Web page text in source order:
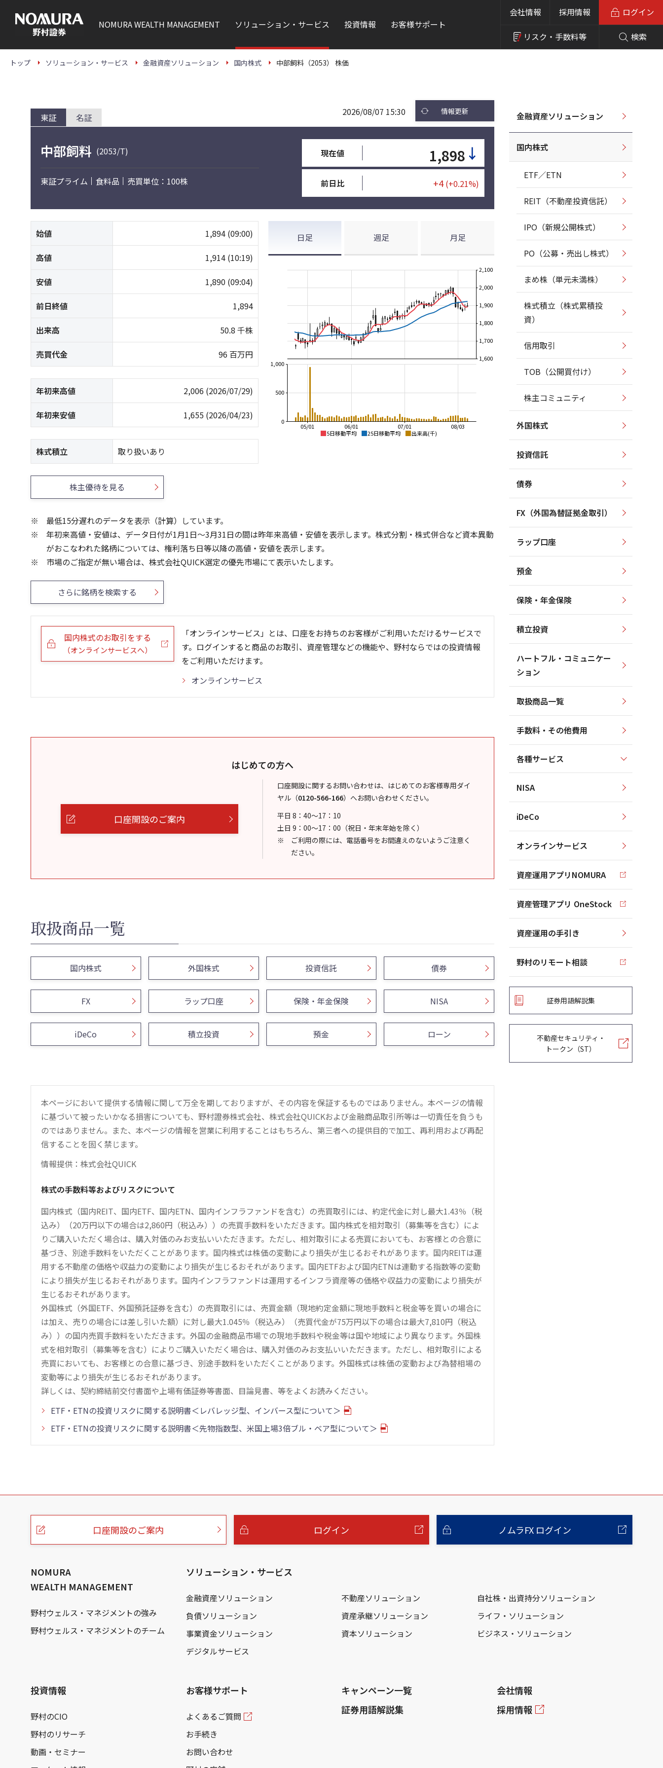
本
NOMURAWEALTH MANAGEMENT ソリューション・サービス 投資情報 お客様サポート
会社情報 採用情報
リスク・ 手数料等 検索
ログイン
トップ ソリューション・サービス 金融資産ソリューション 国内株式 中部飼料（2053） 株価
東証 名証 2026/08/07 15:30 情報更新
中部飼料 (2053/T)
東証プライム 食料品 売買単位：100株
現在値 1,898 ↓
前日比 +4(+0.21%)
始値 1,894 (09:00)
高値 1,914 (10:19)
安値 1,890 (09:04)
前日終値 1,894
出来高 50.8 千株
売買代金 96 百万円
年初来高値 2,006 (2026/07/29)
年初来安値 1,655 (2026/04/23)
株式積立 取り扱いあり
日足 週足 月足
5日移動平均 25日移動平均 出来高(千)
08/03
07/01
06/01
05/01
1,600
1,700
1,800
1,900
2,000
2,100
0
500
1,000
13週移動平均 26週移動平均 出来高(千)
400
600
5ヶ月移動平均 25ヶ月移動平均 出来高(千)
1,000
150
200
株主優待を見る
最低15分遅れのデータを表示（計算）しています。
年初来高値・安値は、データ日付が1月1日～3月31日の間は昨年来高値・安値を表示します。株式分割・株式併合など資本異動
がおこなわれた銘柄については、権利落ち日等以降の高値・安値を表示します。
市場のご指定が無い場合は、株式会社QUICK選定の優先市場にて表示いたします。
さらに銘柄を検索する
国内株式のお取引をする
（オンラインサービスへ）
「オンラインサービス」とは、口座をお持ちのお客様がご利用いただけるサービスで
す。ログインすると商品のお取引、資産管理などの機能や、野村ならではの投資情報
をご利用いただけます。
オンラインサービス
はじめての方へ
口座開設のご案内
口座開設に関するお問い合わせは、はじめてのお客様専用ダイ
ヤル （0120-566-166） へお問い合わせください。
平日 8：40～17：10
土日 9：00～17：00（祝日・年末年始を除く）
ご利用の際には、電話番号をお間違えのないようご注意く
ださい。
取扱商品一覧
国内株式 外国株式 投資信託 債券
FX ラップ口座 保険・年金保険 NISA
iDeCo 積立投資 預金 ローン
本ページにおいて提供する情報に関して万全を期しておりますが、その内容を保証するものではありません。本ページの情報
に基づいて被ったいかなる損害についても、野村證券株式会社、株式会社QUICKおよび金融商品取引所等は一切責任を負うも
のではありません。また、本ページの情報を営業に利用することはもちろん、第三者への提供目的で加工、再利用および再配
信することを固く禁じます。
情報提供：株式会社QUICK
株式の手数料等およびリスクについて
国内株式（国内REIT、国内ETF、国内ETN、国内インフラファンドを含む）の売買取引には、約定代金に対し最大1.43％（税
込み）（20万円以下の場合は2,860円（税込み））の売買手数料をいただきます。国内株式を相対取引（募集等を含む）によ
りご購入いただく場合は、購入対価のみお支払いいただきます。ただし、相対取引による売買においても、お客様との合意に
基づき、別途手数料をいただくことがあります。国内株式は株価の変動により損失が生じるおそれがあります。国内REITは運
用する不動産の価格や収益力の変動により損失が生じるおそれがあります。国内ETFおよび国内ETNは連動する指数等の変動
により損失が生じるおそれがあります。国内インフラファンドは運用するインフラ資産等の価格や収益力の変動により損失が
生じるおそれがあります。
外国株式（外国ETF、外国預託証券を含む）の売買取引には、売買金額（現地約定金額に現地手数料と税金等を買いの場合に
は加え、売りの場合には差し引いた額）に対し最大1.045％（税込み）（売買代金が75万円以下の場合は最大7,810円（税込
み））の国内売買手数料をいただきます。外国の金融商品市場での現地手数料や税金等は国や地域により異なります。外国株
式を相対取引（募集等を含む）によりご購入いただく場合は、購入対価のみお支払いいただきます。ただし、相対取引による
売買においても、お客様との合意に基づき、別途手数料をいただくことがあります。外国株式は株価の変動および為替相場の
変動等により損失が生じるおそれがあります。
詳しくは、契約締結前交付書面や上場有価証券等書面、目論見書、等をよくお読みください。
ETF・ETNの投資リスクに関する説明書＜レバレッジ型、インバース型について＞
ETF・ETNの投資リスクに関する説明書＜先物指数型、米国上場3倍ブル・ベア型について＞
金融資産ソリューション
国内株式
ETF／ETN
REIT（不動産投資信託）
IPO（新規公開株式）
PO（公募・売出し株式）
まめ株（単元未満株）
株式積立（株式累積投
資）
信用取引
TOB（公開買付け）
株主コミュニティ
外国株式
投資信託
債券
FX（外国為替証拠金取引）
ラップ口座
預金
保険・年金保険
積立投資
ハートフル・コミュニケー
ション
取扱商品一覧
手数料・その他費用
各種サービス
NISA
iDeCo
オンラインサービス
資産運用アプリNOMURA
資産管理アプリ OneStock
資産運用の手引き
野村のリモート相談
証券用語解説集
不動産セキュリティ・
トークン（ST）
こ
口座開設のご案内 ログイン ノムラFX ログイン
NOMURA
WEALTH MANAGEMENT
野村ウェルス・マネジメントの強み
野村ウェルス・マネジメントのチーム
ソリューション・サービス
金融資産ソリューション 不動産ソリューション
自社株・出資持分ソリューション
負債ソリューション
資産承継ソリューション
ライフ・ソリューション
事業資金ソリューション
資本ソリューション
ビジネス・ソリューション
デジタルサービス
投資情報
野村のCIO
野村のリサーチ
動画・セミナー
お客様サポート
よくあるご質問
お手続き
お問い合わせ
キャンペーン一覧
証券用語解説集
会社情報
採用情報